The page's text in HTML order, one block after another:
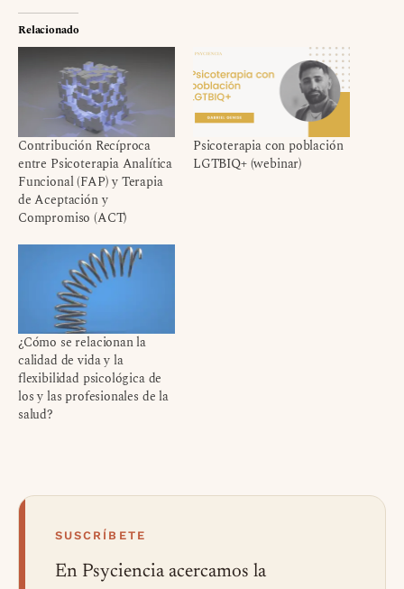
Relacionado
Contribución Recíproca
entre Psicoterapia Analítica
Funcional (FAP) y Terapia
de Aceptación y
Compromiso (ACT)
Psicoterapia con población
LGTBIQ+ (webinar)
¿Cómo se relacionan la
calidad de vida y la
flexibilidad psicológica de
los y las profesionales de la
salud?
SUSCRÍBETE
En Psyciencia acercamos la